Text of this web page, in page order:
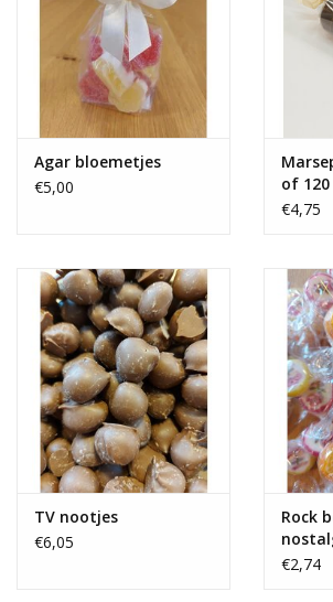
Agar bloemetjes
€5,00
of
€4,75
TV nootjes
€6,05
Rock
€2,74